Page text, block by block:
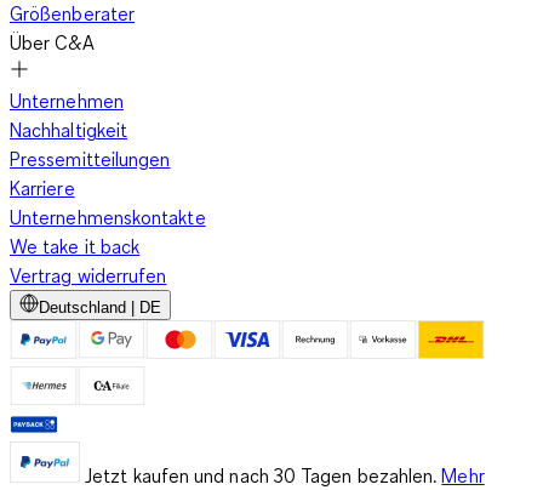
Größenberater
Über C&A
Unternehmen
Nachhaltigkeit
Pressemitteilungen
Karriere
Unternehmenskontakte
We take it back
Vertrag widerrufen
Deutschland | DE
Jetzt kaufen und nach 30 Tagen bezahlen. Mehr